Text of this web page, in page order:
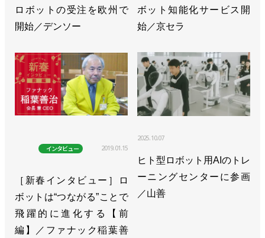
ロボットの受注を欧州で
開始／デンソー
ボット知能化サービス開
始／京セラ
インタビュー 2019.01.15
［新春インタビュー］ロ
ボットは“つながる”ことで
飛躍的に進化する【前
編】／ファナック稲葉善
2025.10.07
ヒト型ロボット用AIのトレ
ーニングセンターに参画
／山善